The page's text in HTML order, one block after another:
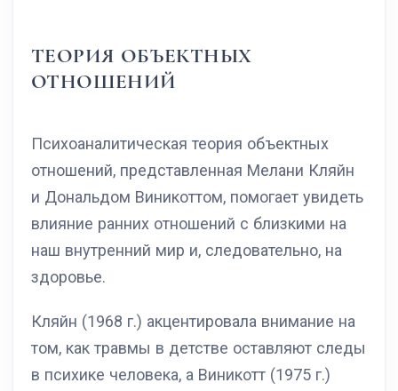
ТЕОРИЯ ОБЪЕКТНЫХ
ОТНОШЕНИЙ
Психоаналитическая теория объектных
отношений, представленная Мелани Кляйн
и Дональдом Виникоттом, помогает увидеть
влияние ранних отношений с близкими на
наш внутренний мир и, следовательно, на
здоровье.
Кляйн (1968 г.) акцентировала внимание на
том, как травмы в детстве оставляют следы
в психике человека, а Виникотт (1975 г.)